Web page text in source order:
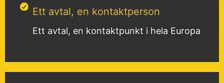
Ett avtal, en kontaktperson
Ett avtal, en kontaktpunkt i hela Europa